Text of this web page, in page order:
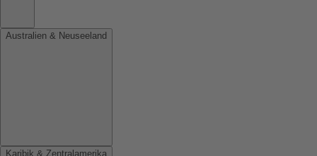
Australien & Neuseeland
Karibik & Zentralamerika